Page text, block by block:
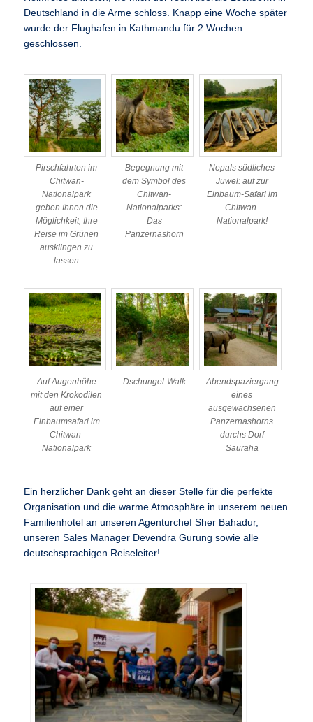
Deutschland in die Arme schloss. Knapp eine Woche später
wurde der Flughafen in Kathmandu für 2 Wochen
geschlossen.
Pirschfahrten im
Chitwan-
Nationalpark
geben Ihnen die
Möglichkeit, Ihre
Reise im Grünen
ausklingen zu
lassen
Begegnung mit
dem Symbol des
Chitwan-
Nationalparks:
Das
Panzernashorn
Nepals südliches
Juwel: auf zur
Einbaum-Safari im
Chitwan-
Nationalpark!
Auf Augenhöhe
mit den Krokodilen
auf einer
Einbaumsafari im
Chitwan-
Nationalpark
Dschungel-Walk
Abendspaziergang
eines
ausgewachsenen
Panzernashorns
durchs Dorf
Sauraha
Ein herzlicher Dank geht an dieser Stelle für die perfekte
Organisation und die warme Atmosphäre in unserem neuen
Familienhotel an unseren Agenturchef Sher Bahadur,
unseren Sales Manager Devendra Gurung sowie alle
deutschsprachigen Reiseleiter!